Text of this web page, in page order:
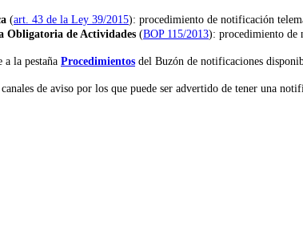
(art. 43 de la Ley 39/2015): procedimiento de notificación
Obligatoria de Actividades (BOP 115/2013): procedimiento de
a la pestaña Procedimientos del Buzón de notificaciones
de aviso por los que puede ser advertido de tener una